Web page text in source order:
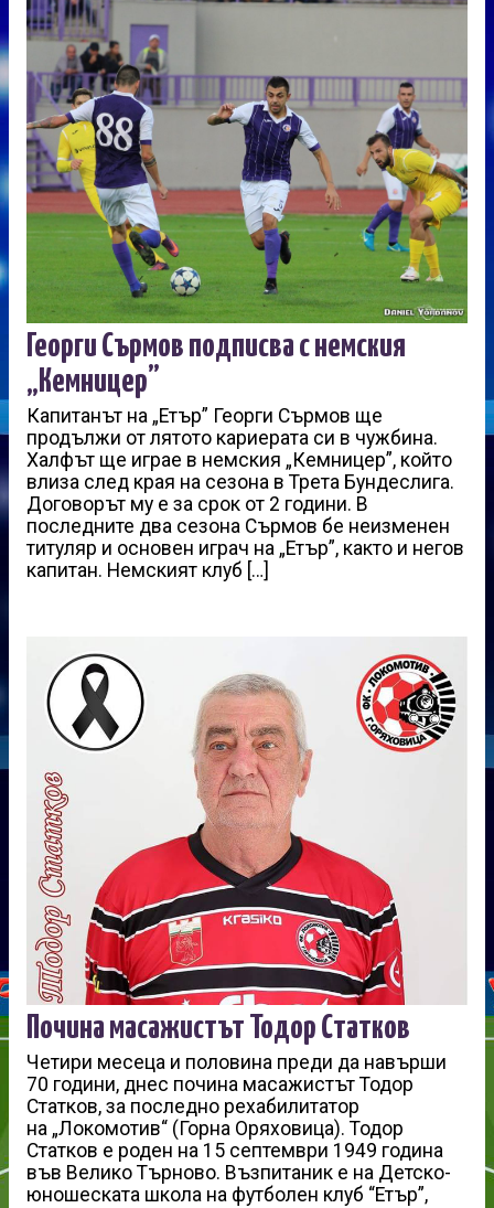
Георги Сърмов подписва с немския
„Кемницер”
Капитанът на „Етър” Георги Сърмов ще
продължи от лятото кариерата си в чужбина.
Халфът ще играе в немския „Кемницер”, който
влиза след края на сезона в Трета Бундеслига.
Договорът му е за срок от 2 години. В
последните два сезона Сърмов бе неизменен
титуляр и основен играч на „Етър”, както и негов
капитан. Немският клуб […]
Почина масажистът Тодор Статков
Четири месеца и половина преди да навърши
70 години, днес почина масажистът Тодор
Статков, за последно рехабилитатор
на „Локомотив“ (Горна Оряховица). Тодор
Статков е роден на 15 септември 1949 година
във Велико Търново. Възпитаник е на Детско-
юношеската школа на футболен клуб “Етър”,